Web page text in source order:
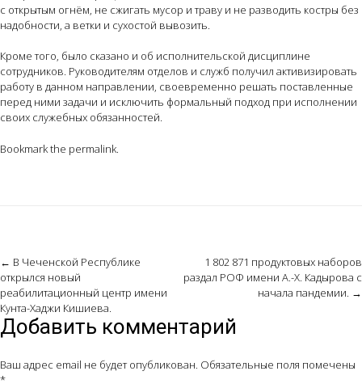
с открытым огнём, не сжигать мусор и траву и не разводить костры без
надобности, а ветки и сухостой вывозить.
Кроме того, было сказано и об исполнительской дисциплине
сотрудников. Руководителям отделов и служб получил активизировать
работу в данном направлении, своевременно решать поставленные
перед ними задачи и исключить формальный подход при исполнении
своих служебных обязанностей.
Bookmark the permalink
Post
navigation
← В Чеченской Республике
открылся новый
реабилитационный центр имени
Кунта-Хаджи Кишиева.
1 802 871 продуктовых наборов
раздал РОФ имени А.-Х. Кадырова с
начала пандемии. →
Добавить комментарий
Ваш адрес email не будет опубликован. Обязательные поля помечены
*